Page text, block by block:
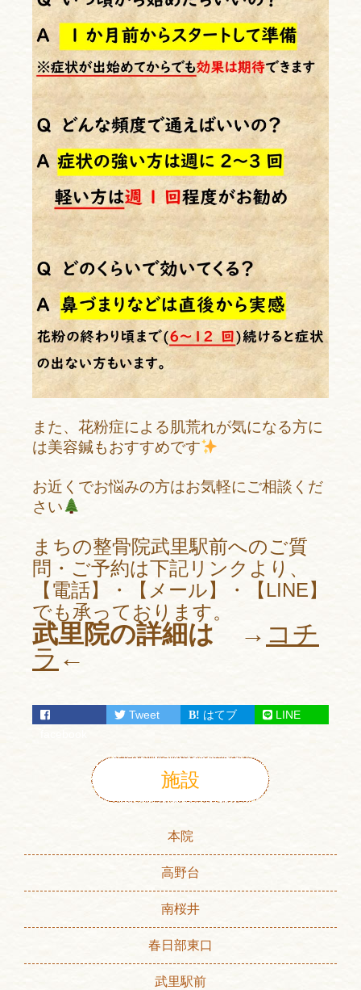
また、花粉症による肌荒れが気になる方に
は美容鍼もおすすめです
お近くでお悩みの方はお気軽にご相談くだ
さい
まちの整骨院武里駅前へのご質
問・ご予約は下記リンクより、
【電話】・【メール】・【LINE】
でも承っております。
武里院の詳細は → コチ
ラ ←
Tweet はてブ LINE
施設
本院
高野台
南桜井
春日部東口
武里駅前